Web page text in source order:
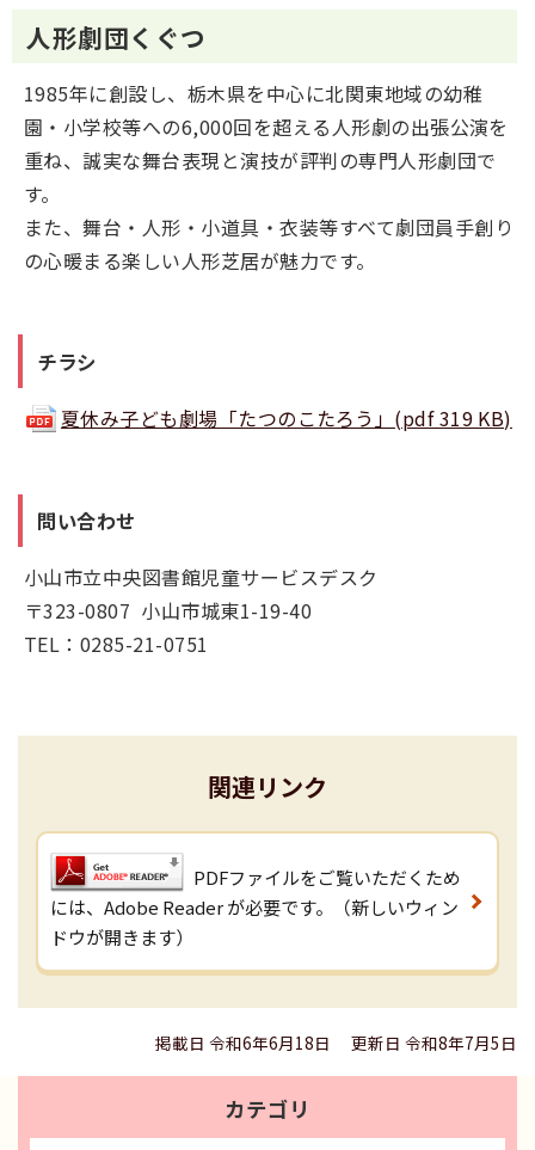
人形劇団くぐつ
1985年に創設し、栃木県を中心に北関東地域の幼稚
園・小学校等への6,000回を超える人形劇の出張公演を
重ね、誠実な舞台表現と演技が評判の専門人形劇団で
す。
また、舞台・人形・小道具・衣装等すべて劇団員手創り
の心暖まる楽しい人形芝居が魅力です。
チラシ
夏休み子ども劇場「たつのこたろう」(pdf 319 KB)
問い合わせ
小山市立中央図書館児童サービスデスク
〒323-0807 小山市城東1-19-40
TEL：0285-21-0751
関連リンク
PDFファイルをご覧いただくため
には、Adobe Reader が必要です。（新しいウィン
ドウが開きます）
掲載日 令和6年6月18日 更新日 令和8年7月5日
カテゴリ